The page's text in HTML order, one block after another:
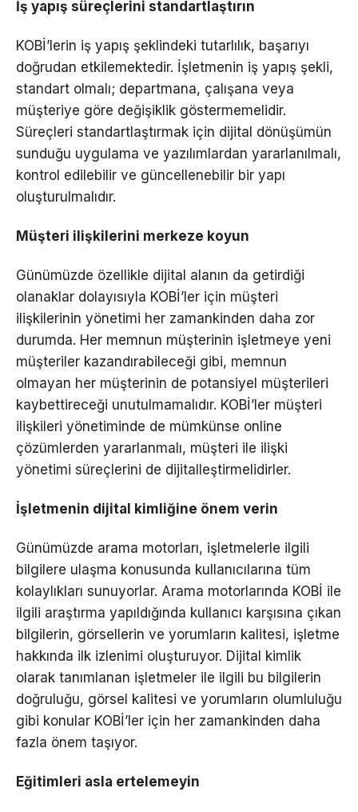
İş yapış süreçlerini standartlaştırın
KOBİ’lerin iş yapış şeklindeki tutarlılık, başarıyı
doğrudan etkilemektedir. İşletmenin iş yapış şekli,
standart olmalı; departmana, çalışana veya
müşteriye göre değişiklik göstermemelidir.
Süreçleri standartlaştırmak için dijital dönüşümün
sunduğu uygulama ve yazılımlardan yararlanılmalı,
kontrol edilebilir ve güncellenebilir bir yapı
oluşturulmalıdır.
Müşteri ilişkilerini merkeze koyun
Günümüzde özellikle dijital alanın da getirdiği
olanaklar dolayısıyla KOBİ’ler için müşteri
ilişkilerinin yönetimi her zamankinden daha zor
durumda. Her memnun müşterinin işletmeye yeni
müşteriler kazandırabileceği gibi, memnun
olmayan her müşterinin de potansiyel müşterileri
kaybettireceği unutulmamalıdır. KOBİ’ler müşteri
ilişkileri yönetiminde de mümkünse online
çözümlerden yararlanmalı, müşteri ile ilişki
yönetimi süreçlerini de dijitalleştirmelidirler.
İşletmenin dijital kimliğine önem verin
Günümüzde arama motorları, işletmelerle ilgili
bilgilere ulaşma konusunda kullanıcılarına tüm
kolaylıkları sunuyorlar. Arama motorlarında KOBİ ile
ilgili araştırma yapıldığında kullanıcı karşısına çıkan
bilgilerin, görsellerin ve yorumların kalitesi, işletme
hakkında ilk izlenimi oluşturuyor. Dijital kimlik
olarak tanımlanan işletmeler ile ilgili bu bilgilerin
doğruluğu, görsel kalitesi ve yorumların olumluluğu
gibi konular KOBİ’ler için her zamankinden daha
fazla önem taşıyor.
Eğitimleri asla ertelemeyin